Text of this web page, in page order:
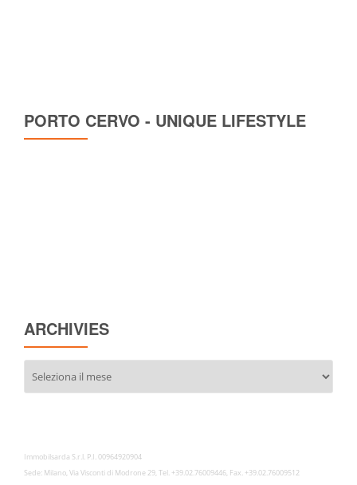
PORTO CERVO - UNIQUE LIFESTYLE
ARCHIVIES
Immobilsarda S.r.l. P.I. 00964920904
Sede: Milano, Via Visconti di Modrone 29, Tel. +39.02.76009446, Fax. +39.02.76009512